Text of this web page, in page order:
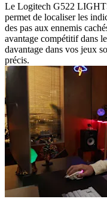
Le Logitech G522
permet de localiser les
des pas aux ennemis
avantage compétitif dans
davantage dans vos jeux
précis.